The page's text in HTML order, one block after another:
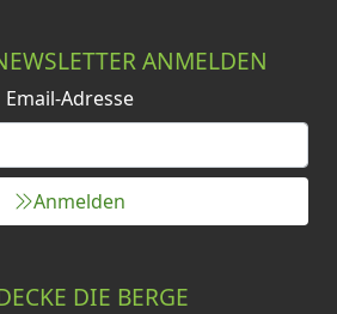
ANMELDEN
Email-Adresse
Anmelden
DIE BERGE